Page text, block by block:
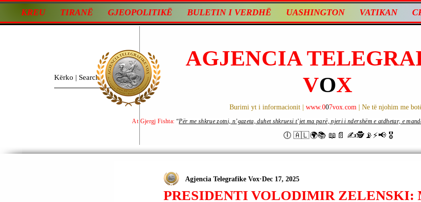
KREU TIRANË GJEOPOLITIKË BULETIN I VERDHË UASHINGTON VATIKAN
AGJENCIA
VOX
Burimi yt i informacionit | www.007vox.com | Ne të njohim me
🕕 🇦🇱🌍📚 📖📄 ✍🕵️📡⚡️📢 🎖
At Gjergj Fishta: “Për me shkrue zotni, n’gazeta, duhet shkruesi t’jet ma parë, njeri i ndershëm e atdhetar, e
PRESIDENTI VOLODIMIR ZELENSKI:
Agjencia Telegrafike Vox Dec 17, 2025